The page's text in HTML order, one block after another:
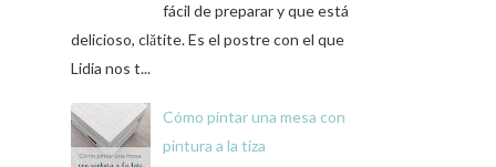
fácil de preparar y que está
delicioso, clătite. Es el postre con el que
Lidia nos t...
Cómo pintar una mesa con
pintura a la tiza